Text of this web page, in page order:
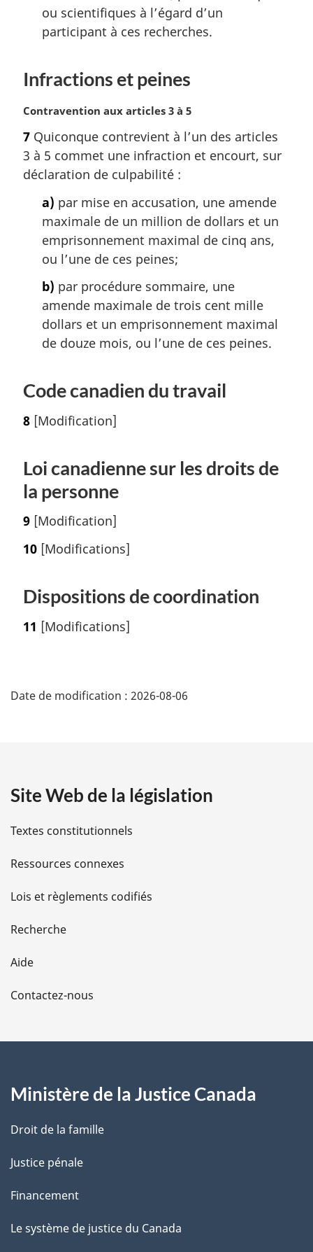
ou scientifiques à l’égard d’un
participant à ces recherches.
Infractions et peines
N
t
e
m
Contravention aux articles 3 à 5
7 Quiconque contrevient à l’un des articles
3 à 5 commet une infraction et encourt, sur
déclaration de culpabilité :
a) par mise en accusation, une amende
maximale de un million de dollars et un
emprisonnement maximal de cinq ans,
ou l’une de ces peines;
b) par procédure sommaire, une
amende maximale de trois cent mille
dollars et un emprisonnement maximal
de douze mois, ou l’une de ces peines.
Code canadien du travail
8 [Modification]
Loi canadienne sur les droits de
la personne
9 [Modification]
10 [Modifications]
Dispositions de coordination
11 [Modifications]
é
i
l
s
d
e
l
a
e
Date de modification : 2026-08-06
Site Web de la législation
Textes constitutionnels
Ressources connexes
Lois et règlements codifiés
Recherche
Aide
Contactez-nous
Ministère de la Justice Canada
Droit de la famille
Justice pénale
Financement
Le système de justice du Canada